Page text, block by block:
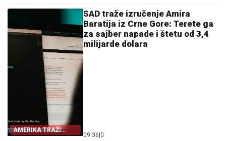
AMERIKA TRAŽI
IZRUČENJE
SAD traže izručenje Amira
Baratija iz Crne Gore: Terete ga
za sajber napade i štetu od 3,4
milijarde dolara
09:36 0